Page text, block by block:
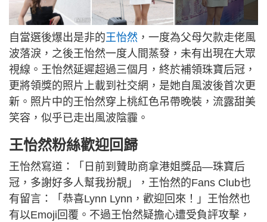
自當選後爆出是非的王怡然 ，一度為父母欠款走佬風
波落淚，之後王怡然一度人間蒸發，未有出現在大眾
視線。王怡然延遲超過三個月，終於補領珠寶后冠，
更將領獎的照片上載到社交網，是她自風波後首次更
新。照片中的王怡然穿上桃紅色吊帶晚裝，流露甜美
笑容，似乎已走出風波陰霾。
王怡然粉絲歡迎回歸
王怡然寫道：「日前到贊助商拿港姐獎品—珠寶后
冠，多謝好多人幫我扮靚」，王怡然的Fans Club也
有留言：「恭喜Lynn Lynn，歡迎回來！」王怡然也
有以Emoji回覆。不過王怡然疑擔心遭受負評攻擊，